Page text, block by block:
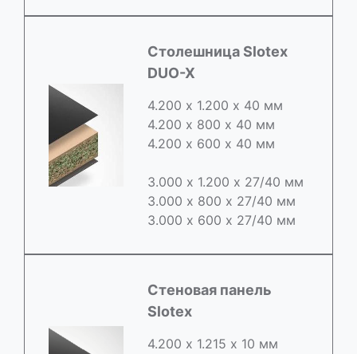
Cтолешница Slotex
DUO-X
4.200 х 1.200 х 40 мм
4.200 х 800 х 40 мм
4.200 х 600 х 40 мм
3.000 х 1.200 х 27/40 мм
3.000 х 800 х 27/40 мм
3.000 х 600 х 27/40 мм
Стеновая панель
Slotex
4.200 х 1.215 х 10 мм